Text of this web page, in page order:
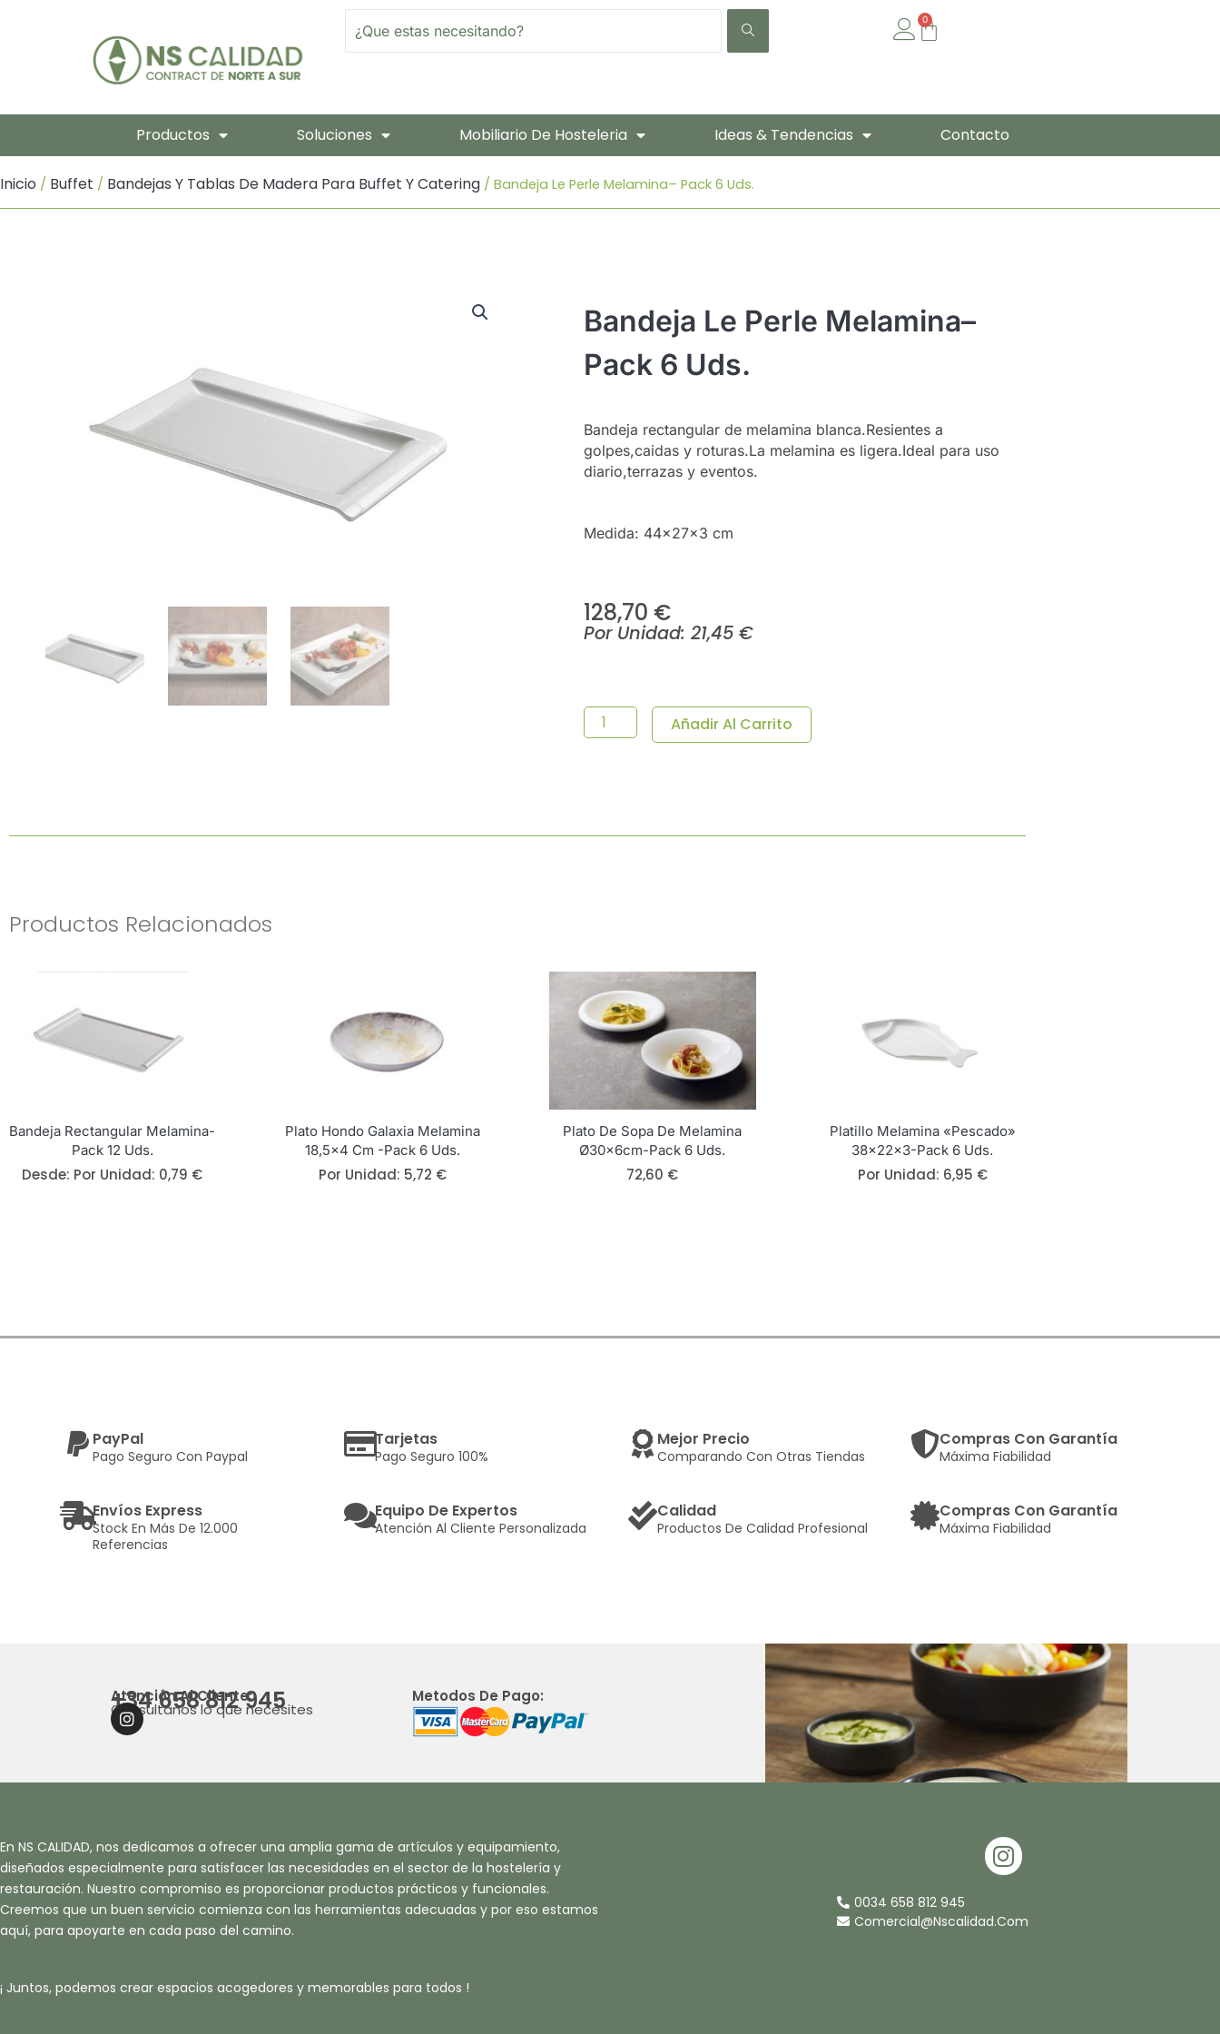
0
Cart
Productos Soluciones Mobiliario De Hosteleria Ideas & Tendencias Contacto
Inicio / Buffet / Bandejas Y Tablas De Madera Para Buffet Y Catering / Bandeja Le Perle Melamina– Pack 6 Uds.
Bandeja Le Perle Melamina–
Pack 6 Uds.
Bandeja rectangular de melamina blanca.Resientes a
golpes,caidas y roturas.La melamina es ligera.Ideal para uso
diario,terrazas y eventos.
Medida: 44x27x3 cm
128,70 €
Por Unidad: 21,45€
Perle
Melamina–
Añadir Al Carrito
Productos Relacionados
Bandeja Rectangular Melamina-
Pack 12 Uds.
Desde: Por Unidad: 0,79 €
Plato Hondo Galaxia Melamina
18,5×4 Cm -Pack 6 Uds.
Por Unidad: 5,72 €
Plato De Sopa De Melamina
Ø30x6cm-Pack 6 Uds.
72,60 €
Platillo Melamina «Pescado»
38x22x3-Pack 6 Uds.
Por Unidad: 6,95 €
PayPal
Pago Seguro Con Paypal
Tarjetas
Pago Seguro 100%
Mejor Precio
Comparando Con Otras Tiendas
Compras Con Garantía
Máxima Fiabilidad
Envíos Express
Stock En Más De 12.000
Referencias
Equipo De Expertos
Atención Al Cliente Personalizada
Calidad
Productos De Calidad Profesional
Compras Con Garantía
Máxima Fiabilidad
Atención Al Cliente:
+34 658 812 945
Consultanos lo que necesites
I
N
A
A
M
Metodos De Pago:
En NS CALIDAD, nos dedicamos a ofrecer una amplia gama de artículos y equipamiento,
diseñados especialmente para satisfacer las necesidades en el sector de la hostelería y
restauración. Nuestro compromiso es proporcionar productos prácticos y funcionales.
Creemos que un buen servicio comienza con las herramientas adecuadas y por eso estamos
aquí, para apoyarte en cada paso del camino.
¡ Juntos, podemos crear espacios acogedores y memorables para todos !
I
N
T
0034 658 812 945
Comercial@nscalidad.com